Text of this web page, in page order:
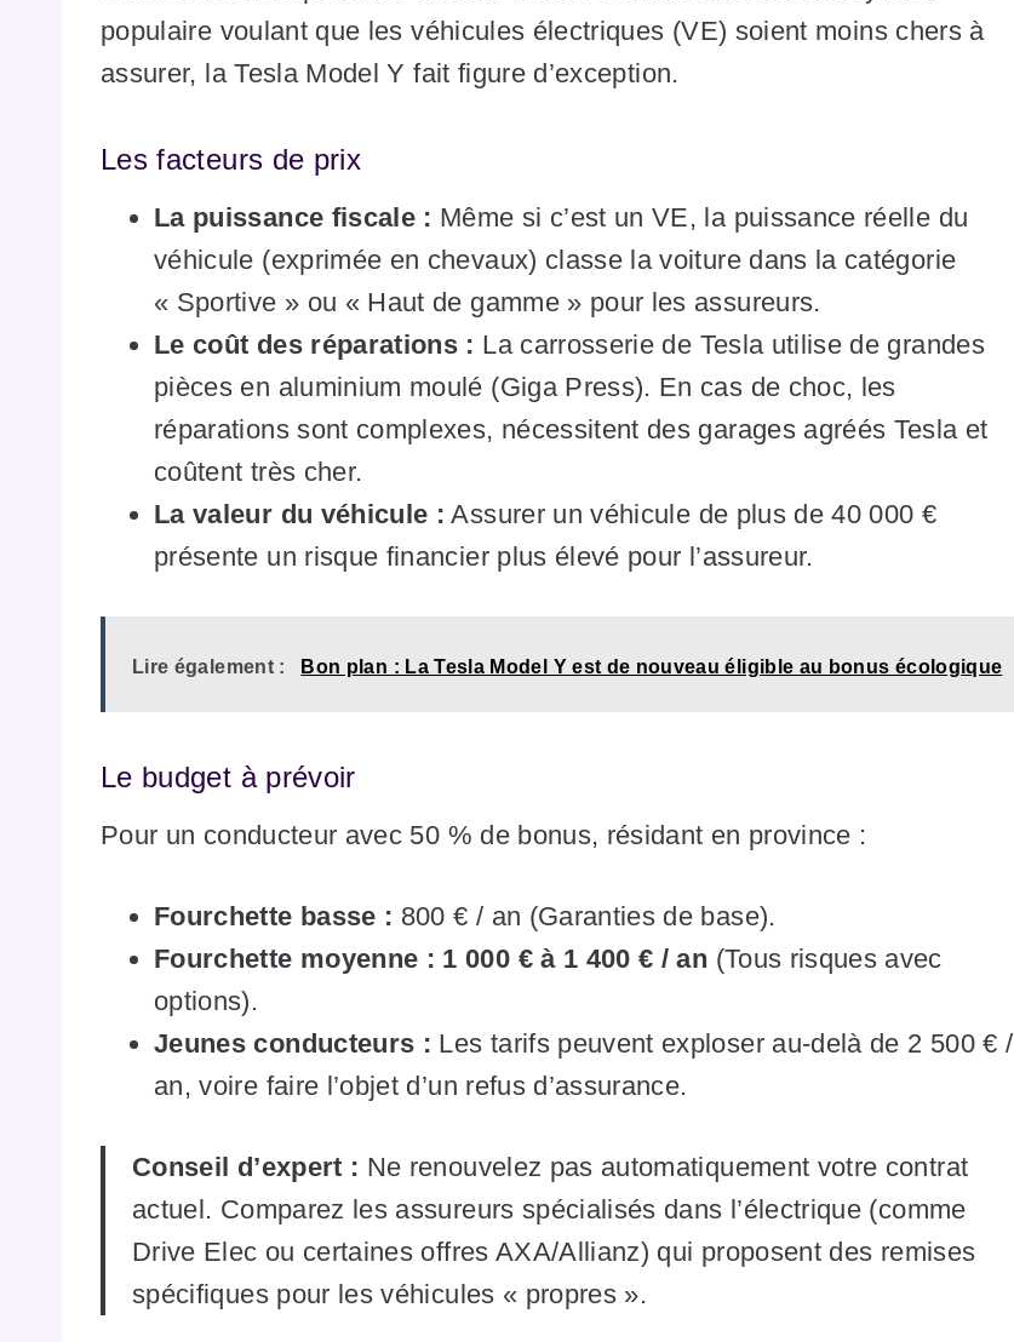
populaire voulant que les véhicules électriques (VE) soient moins chers à
assurer, la Tesla Model Y fait figure d’exception.
Les facteurs de prix
La puissance fiscale : Même si c’est un VE, la puissance réelle du
véhicule (exprimée en chevaux) classe la voiture dans la catégorie
« Sportive » ou « Haut de gamme » pour les assureurs.
Le coût des réparations : La carrosserie de Tesla utilise de grandes
pièces en aluminium moulé (Giga Press). En cas de choc, les
réparations sont complexes, nécessitent des garages agréés Tesla et
coûtent très cher.
La valeur du véhicule : Assurer un véhicule de plus de 40 000 €
présente un risque financier plus élevé pour l’assureur.
Lire également : Bon plan : La Tesla Model Y est de nouveau éligible au bonus écologique
Le budget à prévoir
Pour un conducteur avec 50 % de bonus, résidant en province :
Fourchette basse : 800 € / an (Garanties de base).
Fourchette moyenne : 1 000 € à 1 400 € / an (Tous risques avec
options).
Jeunes conducteurs : Les tarifs peuvent exploser au-delà de 2 500 € /
an, voire faire l’objet d’un refus d’assurance.
Conseil d’expert : Ne renouvelez pas automatiquement votre contrat
actuel. Comparez les assureurs spécialisés dans l’électrique (comme
Drive Elec ou certaines offres AXA/Allianz) qui proposent des remises
spécifiques pour les véhicules « propres ».